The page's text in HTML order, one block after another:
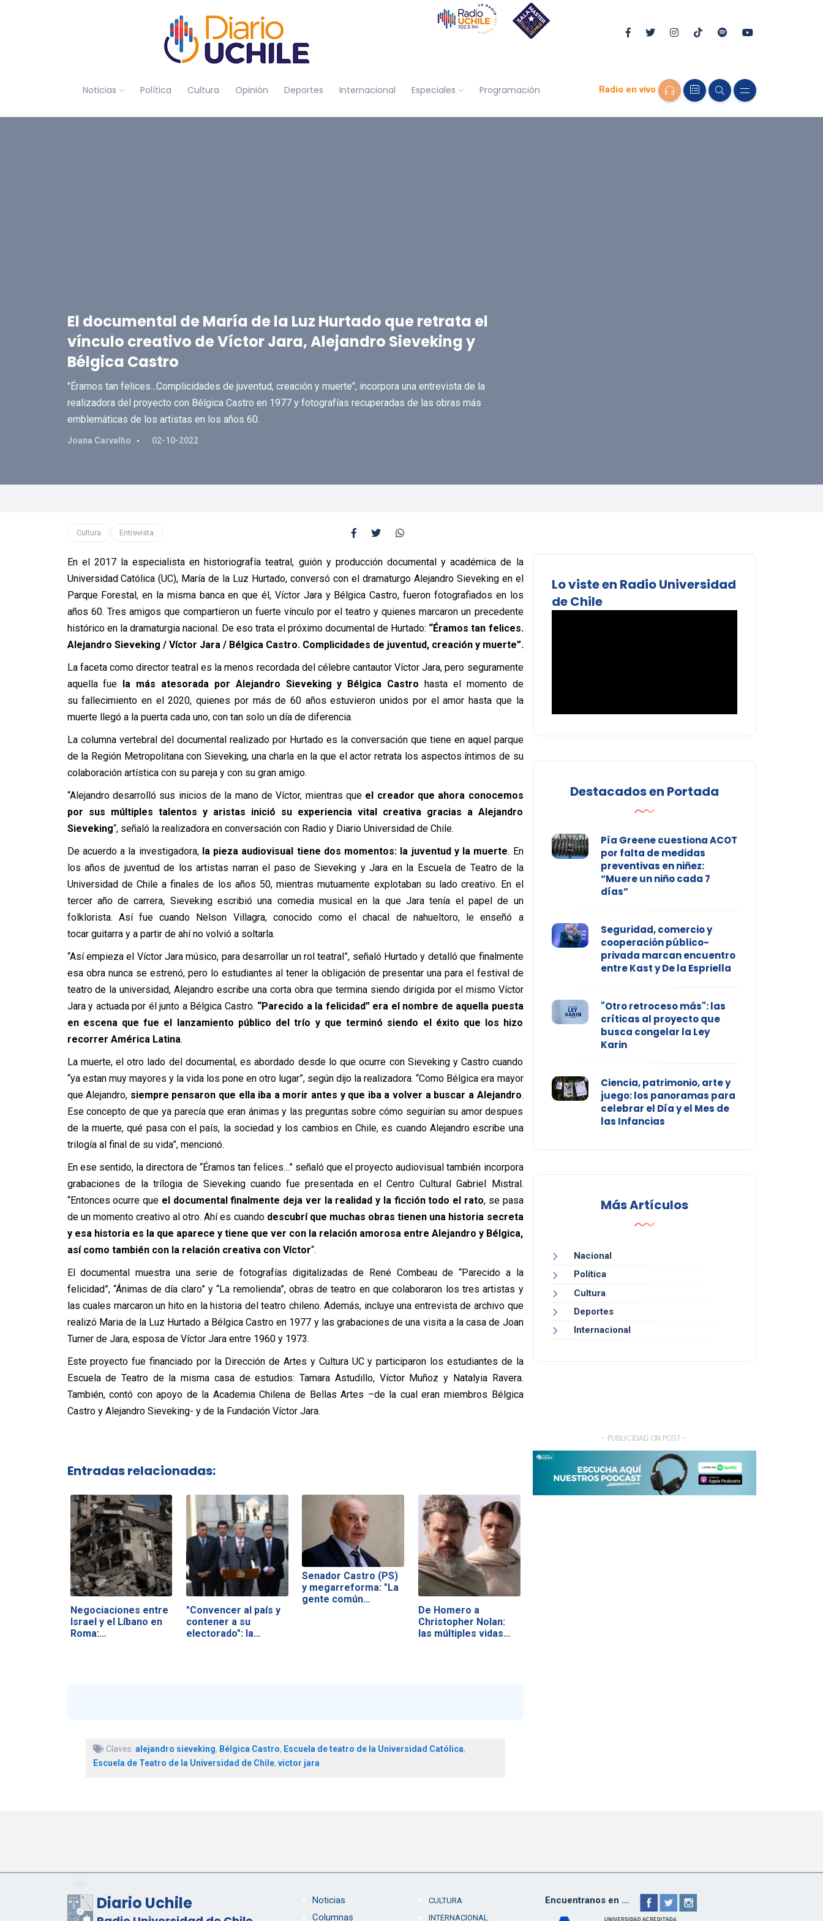
Noticias Política Cultura Opinión Deportes Internacional Especiales Programación Radio en vivo
El documental de María de la Luz Hurtado que retrata el
vínculo creativo de Víctor Jara, Alejandro Sieveking y
Bélgica Castro
"Éramos tan felices...Complicidades de juventud, creación y muerte", incorpora una entrevista de la
realizadora del proyecto con Bélgica Castro en 1977 y fotografías recuperadas de las obras más
emblemáticas de los artistas en los años 60.
Joana Carvalho 02-10-2022
Cultura Entrevista
En el 2017 la especialista en historiografía teatral, guión y producción documental y académica de la
Universidad Católica (UC), María de la Luz Hurtado, conversó con el dramaturgo Alejandro Sieveking en el
Parque Forestal, en la misma banca en que él, Víctor Jara y Bélgica Castro, fueron fotografiados en los
años 60. Tres amigos que compartieron un fuerte vínculo por el teatro y quienes marcaron un precedente
histórico en la dramaturgia nacional. De eso trata el próximo documental de Hurtado: “Éramos tan felices.
Alejandro Sieveking / Víctor Jara / Bélgica Castro. Complicidades de juventud, creación y muerte”.
La faceta como director teatral es la menos recordada del célebre cantautor Víctor Jara, pero seguramente
aquella fue la más atesorada por Alejandro Sieveking y Bélgica Castro hasta el momento de
su fallecimiento en el 2020, quienes por más de 60 años estuvieron unidos por el amor hasta que la
muerte llegó a la puerta cada uno, con tan solo un día de diferencia.
La columna vertebral del documental realizado por Hurtado es la conversación que tiene en aquel parque
de la Región Metropolitana con Sieveking, una charla en la que el actor retrata los aspectos íntimos de su
colaboración artística con su pareja y con su gran amigo.
“Alejandro desarrolló sus inicios de la mano de Víctor, mientras que el creador que ahora conocemos
por sus múltiples talentos y aristas inició su experiencia vital creativa gracias a Alejandro
Sieveking“, señaló la realizadora en conversación con Radio y Diario Universidad de Chile.
De acuerdo a la investigadora, la pieza audiovisual tiene dos momentos: la juventud y la muerte. En
los años de juventud de los artistas narran el paso de Sieveking y Jara en la Escuela de Teatro de la
Universidad de Chile a finales de los años 50, mientras mutuamente explotaban su lado creativo. En el
tercer año de carrera, Sieveking escribió una comedia musical en la que Jara tenía el papel de un
folklorista. Así fue cuando Nelson Villagra, conocido como el chacal de nahueltoro, le enseñó a
tocar guitarra y a partir de ahí no volvió a soltarla.
“Así empieza el Víctor Jara músico, para desarrollar un rol teatral”, señaló Hurtado y detalló que finalmente
esa obra nunca se estrenó, pero lo estudiantes al tener la obligación de presentar una para el festival de
teatro de la universidad, Alejandro escribe una corta obra que termina siendo dirigida por el mismo Víctor
Jara y actuada por él junto a Bélgica Castro. “Parecido a la felicidad” era el nombre de aquella puesta
en escena que fue el lanzamiento público del trío y que terminó siendo el éxito que los hizo
recorrer América Latina.
La muerte, el otro lado del documental, es abordado desde lo que ocurre con Sieveking y Castro cuando
“ya estan muy mayores y la vida los pone en otro lugar”, según dijo la realizadora. “Como Bélgica era mayor
que Alejandro, siempre pensaron que ella iba a morir antes y que iba a volver a buscar a Alejandro.
Ese concepto de que ya parecía que eran ánimas y las preguntas sobre cómo seguirían su amor despues
de la muerte, qué pasa con el país, la sociedad y los cambios en Chile, es cuando Alejandro escribe una
trilogía al final de su vida”, mencionó.
En ese sentido, la directora de “Éramos tan felices…” señaló que el proyecto audiovisual también incorpora
grabaciones de la trílogia de Sieveking cuando fue presentada en el Centro Cultural Gabriel Mistral.
“Entonces ocurre que el documental finalmente deja ver la realidad y la ficción todo el rato, se pasa
de un momento creativo al otro. Ahí es cuandodescubrí que muchas obras tienen una historia secreta
y esa historia es la que aparece y tiene que ver con la relación amorosa entre Alejandro y Bélgica,
así como también con la relación creativa con Víctor“.
El documental muestra una serie de fotografías digitalizadas de René Combeau de “Parecido a la
felicidad”, “Ánimas de día claro” y “La remolienda”, obras de teatro en que colaboraron los tres artistas y
las cuales marcaron un hito en la historia del teatro chileno. Además, incluye una entrevista de archivo que
realizó Maria de la Luz Hurtado a Bélgica Castro en 1977 y las grabaciones de una visita a la casa de Joan
Turner de Jara, esposa de Víctor Jara entre 1960 y 1973.
Este proyecto fue financiado por la Dirección de Artes y Cultura UC y participaron los estudiantes de la
Escuela de Teatro de la misma casa de estudios: Tamara Astudillo, Víctor Muñoz y Natalyia Ravera.
También, contó con apoyo de la Academia Chilena de Bellas Artes –de la cual eran miembros Bélgica
Castro y Alejandro Sieveking- y de la Fundación Víctor Jara.
Entradas relacionadas:
Negociaciones entre
Israel y el Líbano en
Roma:…
"Convencer al país y
contener a su
electorado": la…
Senador Castro (PS)
y megarreforma: "La
gente común…
De Homero a
Christopher Nolan:
las múltiples vidas…
Claves: alejandro sieveking, Bélgica Castro, Escuela de teatro de la Universidad Católica,
Escuela de Teatro de la Universidad de Chile, victor jara
Lo viste en Radio Universidad
de Chile
Destacados en Portada
Pía Greene cuestiona ACOT
por falta de medidas
preventivas en niñez:
“Muere un niño cada 7
días”
Seguridad, comercio y
cooperación público-
privada marcan encuentro
entre Kast y De la Espriella
"Otro retroceso más": las
críticas al proyecto que
busca congelar la Ley
Karin
Ciencia, patrimonio, arte y
juego: los panoramas para
celebrar el Día y el Mes de
las Infancias
Más Artículos
Nacional
Política
Cultura
Deportes
Internacional
- PUBLICIDAD ON POST -
Diario Uchile
Noticias
Columnas
CULTURA
INTERNACIONAL
Encuentranos en ...